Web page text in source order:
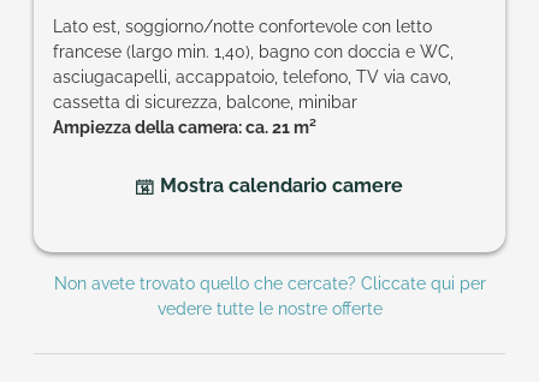
Lato est, soggiorno/notte confortevole con letto
francese (largo min. 1,40), bagno con doccia e WC,
asciugacapelli, accappatoio, telefono, TV via cavo,
cassetta di sicurezza, balcone, minibar
Ampiezza della camera: ca. 21 m²
Mostra calendario camere
Non avete trovato quello che cercate? Cliccate qui per
vedere tutte le nostre offerte